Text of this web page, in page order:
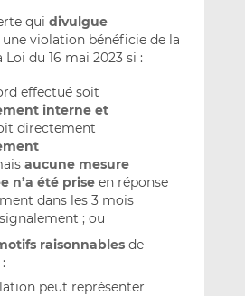
qui divulgue
violation bénéficie de la
du 16 mai 2023 si :
effectué soit
interne et
directement
aucune mesure
n’a été priseen réponse
dans les 3 mois
; ou
raisonnablesde
peut représenter